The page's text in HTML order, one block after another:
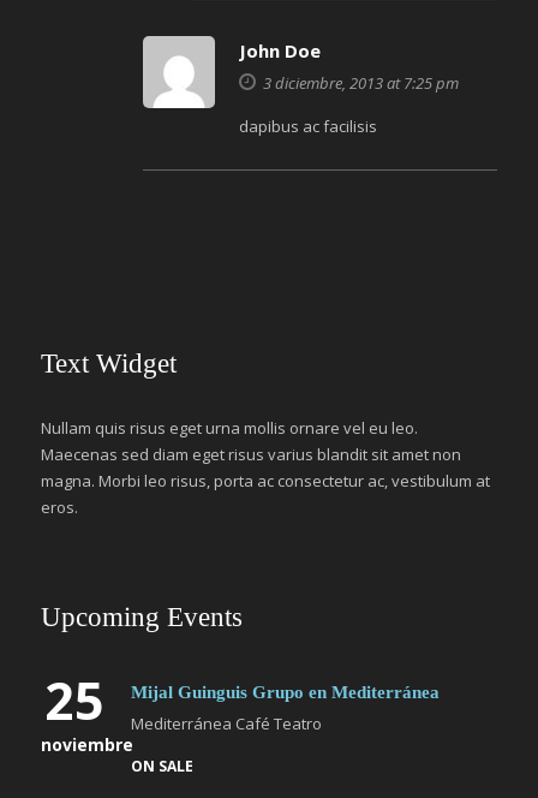
John Doe
3 diciembre, 2013 at 7:25 pm
dapibus ac facilisis
Text Widget
Nullam quis risus eget urna mollis ornare vel eu leo.
Maecenas sed diam eget risus varius blandit sit amet non
magna. Morbi leo risus, porta ac consectetur ac, vestibulum at
eros.
Upcoming Events
25
noviembre
Mijal Guinguis Grupo en Mediterránea
Mediterránea Café Teatro
ON SALE